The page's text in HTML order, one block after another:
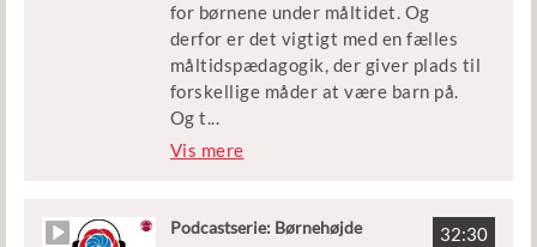
Medvirkende:
Karen Wistoft, professor på Aarhus
Universitet
Leder, personale og børn fra
Børnehuset Elverhøj i Ishøj
kommunikationsrådgiver
for børnene under måltidet. Og
derfor er det vigtigt med en fælles
måltidspædagogik, der giver plads til
forskellige måder at være barn på.
Og t...
il både Emma Gad og Pippi. Hvad det
BØRNEHØJDE. Ligesom vi har
Vis mere
32:30
Podcastserie: Børnehøjde